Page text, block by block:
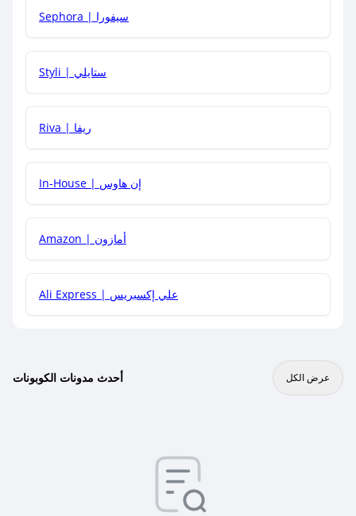
هل يمكنني جمع كود خصم مع العروض الأخرى؟
Sephora | سيفورا
Styli | ستايلي
Riva | ريفا
In-House | إن هاوس
Amazon | أمازون
Ali Express | علي إكسبريس
أحدث مدونات الكوبونات عرض الكل